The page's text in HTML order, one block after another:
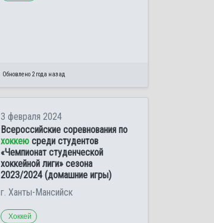
Обновлено 2 года назад
3 февраля 2024
Всероссийские соревнования по
хоккею среди студентов
«Чемпионат студенческой
хоккейной лиги» сезона
2023/2024 (домашние игры)
г. Ханты-Мансийск
Хоккей